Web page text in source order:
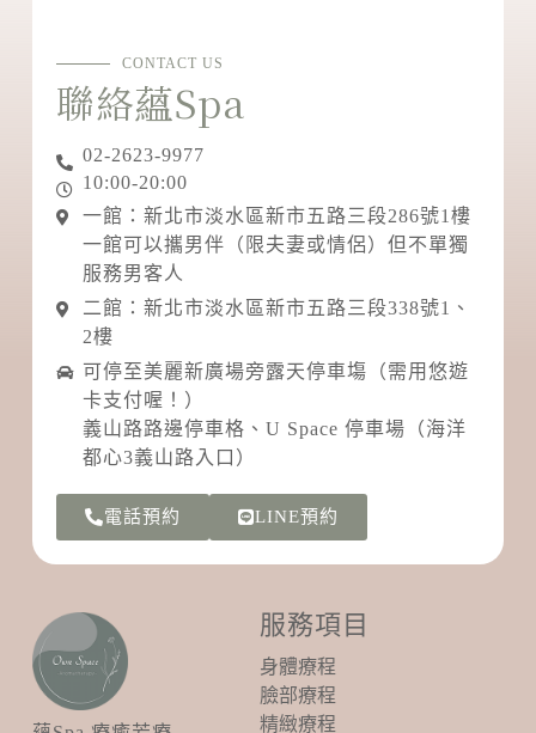
CONTACT US
聯絡蘊Spa
02-2623-9977
10:00-20:00
一館：新北市淡水區新市五路三段286號1樓
一館可以攜男伴（限夫妻或情侶）但不單獨
服務男客人
二館：新北市淡水區新市五路三段338號1、
2樓
可停至美麗新廣場旁露天停車塲（需用悠遊
卡支付喔！）
義山路路邊停車格、U Space 停車場（海洋
都心3義山路入口）
電話預約 LINE預約
服務項目
身體療程
臉部療程
精緻療程